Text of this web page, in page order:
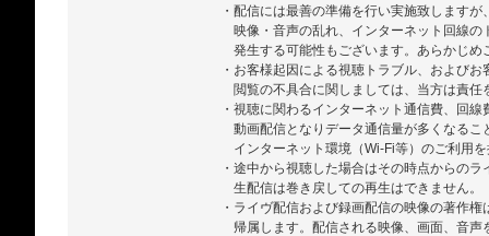
・配信には最善の準備を行い実施致します
映像・音声の乱れ、インターネット回線
発生する可能性もございます。あらかじめ
・お客様起因による視聴トラブル、および
閲覧の不具合に関しましては、当方は責任
・視聴に関わるインターネット通信費、回
動画配信となりデータ通信量が多くなるこ
インターネット環境（Wi-Fi等）のご利用
・途中から視聴した場合はその時点からのラ
生配信は巻き戻しての再生はできません。
・ライヴ配信および録画配信の映像の著作
帰属します。配信される映像、画面、音